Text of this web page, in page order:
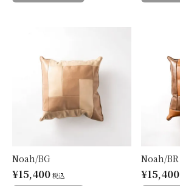
Noah/BG
¥15,400 税込
Noah/BR
¥15,400